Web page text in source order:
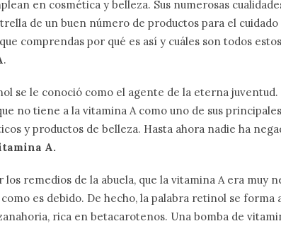
en cosmética y belleza. Sus numerosas
de un buen número de productos para el cuidado
comprendas por qué es así y cuáles son todos estos
.
se le conoció como el agente de la eterna juventud.
no tiene a la vitamina A como uno de sus
y productos de belleza. Hasta ahora nadie ha
A.
los remedios de la abuela, que la vitamina A era muy
es debido. De hecho, la palabra retinol se forma
rica en betacarotenos. Una bomba de